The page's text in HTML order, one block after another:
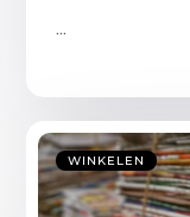
...
WINKELEN